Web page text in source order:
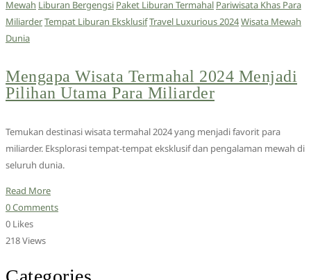
Mewah Liburan Bergengsi Paket Liburan Termahal Pariwisata Khas Para
MiliarderTempat Liburan EksklusifTravel Luxurious 2024Wisata Mewah
Dunia
Mengapa Wisata Termahal 2024 Menjadi
Pilihan Utama Para Miliarder
Temukan destinasi wisata termahal 2024 yang menjadi favorit para
miliarder. Eksplorasi tempat-tempat eksklusif dan pengalaman mewah di
seluruh dunia.
Read More
0 Comments
0 Likes
218 Views